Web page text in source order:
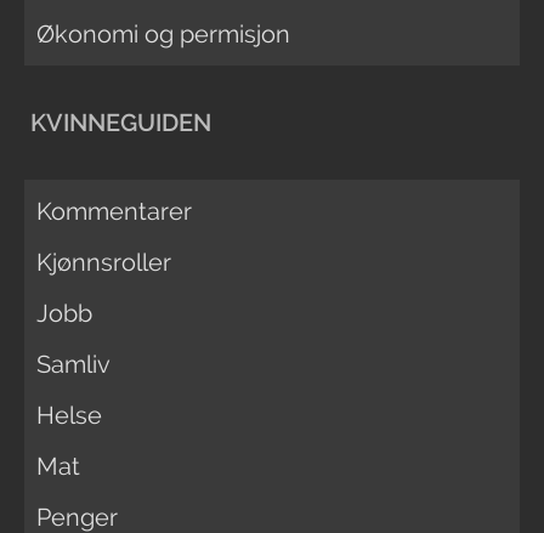
Økonomi og permisjon
KVINNEGUIDEN
Kommentarer
Kjønnsroller
Jobb
Samliv
Helse
Mat
Penger